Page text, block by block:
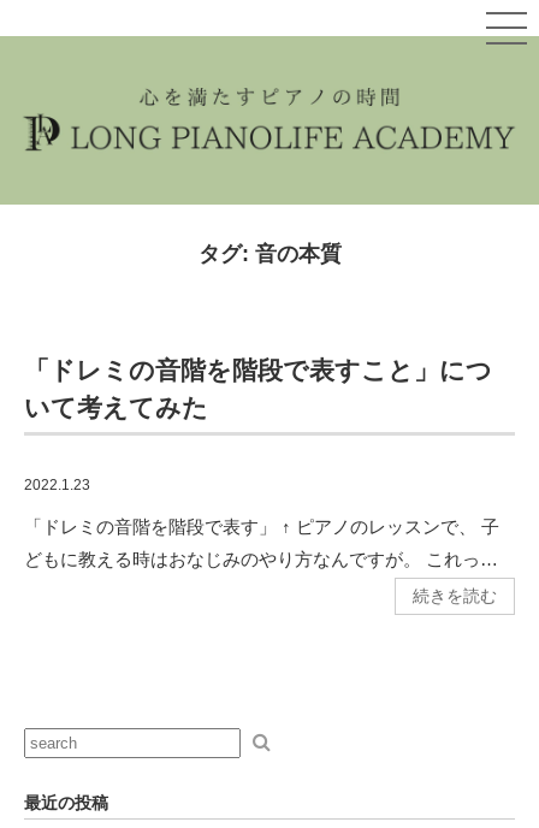
タグ: 音の本質
「ドレミの音階を階段で表すこと」につ
いて考えてみた
2022.1.23
「ドレミの音階を階段で表す」 ↑ ピアノのレッスンで、 子
どもに教える時はおなじみのやり方なんですが。 これっ…
続きを読む
最近の投稿